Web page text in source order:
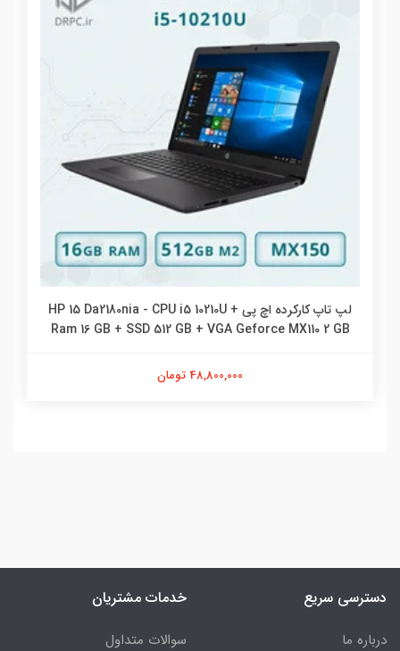
لپ تاپ کارکرده اچ پی HP 15 Da2180nia - CPU i5 10210U +
Ram 16 GB + SSD 512 GB + VGA Geforce MX110 2 GB
48,800,000 تومان
دسترسی سریع
درباره ما
خدمات مشتریان
سوالات متداول